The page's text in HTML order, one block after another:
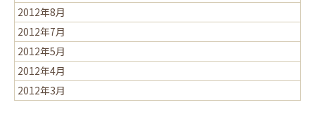
2012年8月
2012年7月
2012年5月
2012年4月
2012年3月